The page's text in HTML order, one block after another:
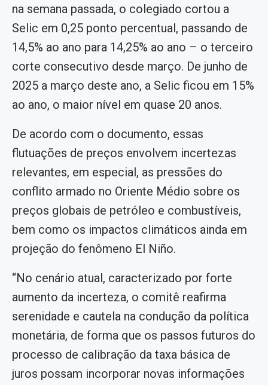
na semana passada, o colegiado cortou a
Selic em 0,25 ponto percentual, passando de
14,5% ao ano para 14,25% ao ano – o terceiro
corte consecutivo desde março. De junho de
2025 a março deste ano, a Selic ficou em 15%
ao ano, o maior nível em quase 20 anos.
De acordo com o documento, essas
flutuações de preços envolvem incertezas
relevantes, em especial, as pressões do
conflito armado no Oriente Médio sobre os
preços globais de petróleo e combustíveis,
bem como os impactos climáticos ainda em
projeção do fenômeno El Niño.
“No cenário atual, caracterizado por forte
aumento da incerteza, o comitê reafirma
serenidade e cautela na condução da política
monetária, de forma que os passos futuros do
processo de calibração da taxa básica de
juros possam incorporar novas informações